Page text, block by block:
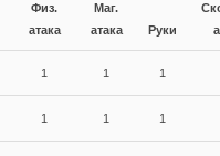
Физ.
атака
Маг.
атака
Руки
1 1 1
1 1 1